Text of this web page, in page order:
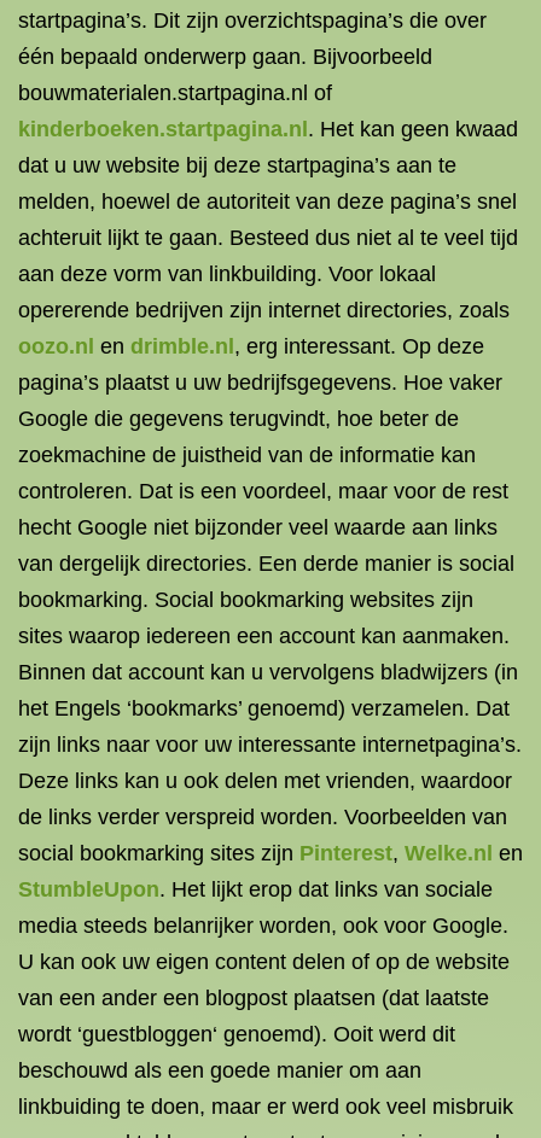
startpagina’s. Dit zijn overzichtspagina’s die over
één bepaald onderwerp gaan. Bijvoorbeeld
bouwmaterialen.startpagina.nl of
kinderboeken.startpagina.nl . Het kan geen kwaad
dat u uw website bij deze startpagina’s aan te
melden, hoewel de autoriteit van deze pagina’s snel
achteruit lijkt te gaan. Besteed dus niet al te veel tijd
aan deze vorm van linkbuilding. Voor lokaal
opererende bedrijven zijn internet directories, zoals
oozo.nl en drimble.nl , erg interessant. Op deze
pagina’s plaatst u uw bedrijfsgegevens. Hoe vaker
Google die gegevens terugvindt, hoe beter de
zoekmachine de juistheid van de informatie kan
controleren. Dat is een voordeel, maar voor de rest
hecht Google niet bijzonder veel waarde aan links
van dergelijk directories. Een derde manier is social
bookmarking. Social bookmarking websites zijn
sites waarop iedereen een account kan aanmaken.
Binnen dat account kan u vervolgens bladwijzers (in
het Engels ‘bookmarks’ genoemd) verzamelen. Dat
zijn links naar voor uw interessante internetpagina’s.
Deze links kan u ook delen met vrienden, waardoor
de links verder verspreid worden. Voorbeelden van
social bookmarking sites zijn Pinterest, Welke.nl en
StumbleUpon. Het lijkt erop dat links van sociale
media steeds belanrijker worden, ook voor Google.
U kan ook uw eigen content delen of op de website
van een ander een blogpost plaatsen (dat laatste
wordt ‘guestbloggen‘ genoemd). Ooit werd dit
beschouwd als een goede manier om aan
linkbuiding te doen, maar er werd ook veel misbruik